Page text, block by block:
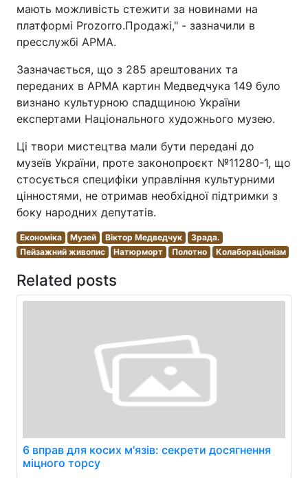
мають можливість стежити за новинами на
платформі Prozorro.Продажі," - зазначили в
пресслужбі АРМА.
Зазначається, що з 285 арештованих та
переданих в АРМА картин Медведчука 149 було
визнано культурною спадщиною України
експертами Національного художнього музею.
Ці твори мистецтва мали бути передані до
музеїв України, проте законопроєкт №11280-1, що
стосується специфіки управління культурними
цінностями, не отримав необхідної підтримки з
боку народних депутатів.
Економіка Музей Віктор Медведчук
Зрада.
Пейзажний живопис
Натюрморт Полотно Колабораціонізм
Related posts
6 вправ для косих м'язів: секрети досягнення
міцного торсу